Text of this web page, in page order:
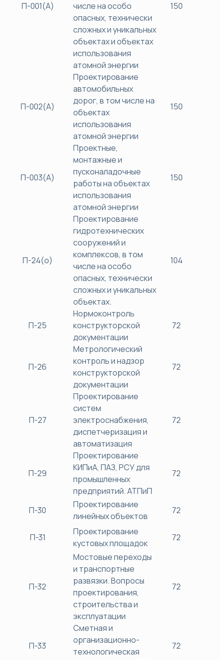
П-001(А)
числе на особо
опасных, технически
сложных и уникальных
объектах и объектах
использования
атомной энергии
150
П-002(А)
Проектирование
автомобильных
дорог, в том числе на
объектах
использования
атомной энергии
150
П-003(А)
Проектные,
монтажные и
пусконаладочные
работы на объектах
использования
атомной энергии
150
П-24(о)
Проектирование
гидротехнических
сооружений и
комплексов, в том
числе на особо
опасных, технически
сложных и уникальных
объектах.
104
П-25
Нормоконтроль
конструкторской
документации
72
П-26
Метрологический
контроль и надзор
конструкторской
документации
72
П-27
Проектирование
систем
электроснабжения,
диспетчеризация и
автоматизация
72
П-29
Проектирование
КИПиА, ПАЗ, РСУ для
промышленных
предприятий. АТПиП
72
П-30
Проектирование
линейных объектов
72
П-31
Проектирование
кустовых площадок
72
П-32
Мостовые переходы
и транспортные
развязки. Вопросы
проектирования,
строительства и
эксплуатации
72
П-33
Сметная и
организационно-
технологическая
72